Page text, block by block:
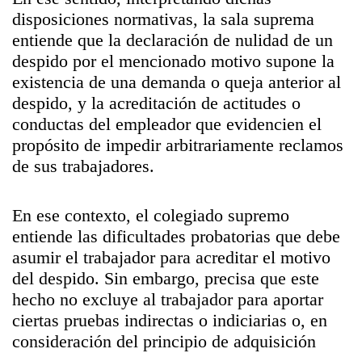
disposiciones normativas, la sala suprema
entiende que la declaración de nulidad de un
despido por el mencionado motivo supone la
existencia de una demanda o queja anterior al
despido, y la acreditación de actitudes o
conductas del empleador que evidencien el
propósito de impedir arbitrariamente reclamos
de sus trabajadores.
En ese contexto, el colegiado supremo
entiende las dificultades probatorias que debe
asumir el trabajador para acreditar el motivo
del despido. Sin embargo, precisa que este
hecho no excluye al trabajador para aportar
ciertas pruebas indirectas o indiciarias o, en
consideración del principio de adquisición